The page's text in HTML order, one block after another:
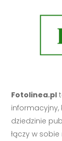
Fotolinea.pl
dziedzinie
łączy w